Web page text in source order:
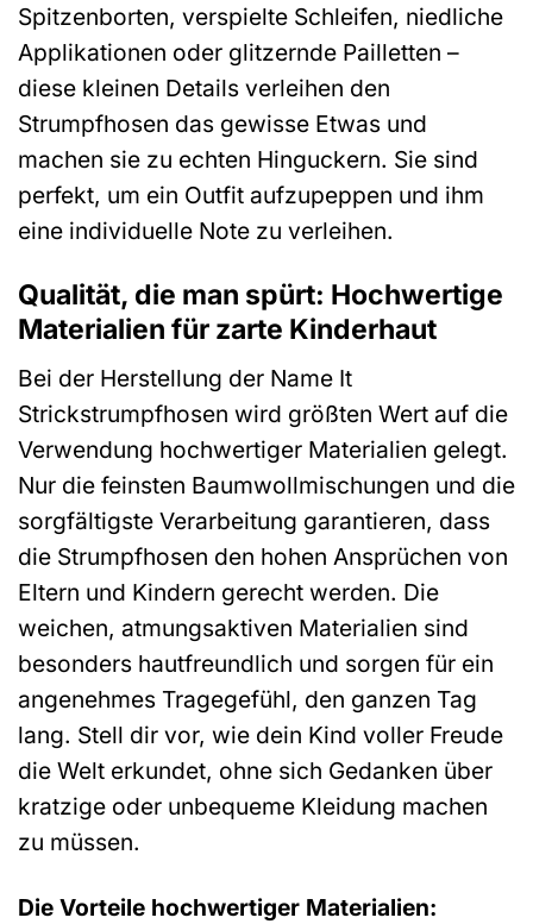
Spitzenborten, verspielte Schleifen, niedliche
Applikationen oder glitzernde Pailletten –
diese kleinen Details verleihen den
Strumpfhosen das gewisse Etwas und
machen sie zu echten Hinguckern. Sie sind
perfekt, um ein Outfit aufzupeppen und ihm
eine individuelle Note zu verleihen.
Qualität, die man spürt: Hochwertige
Materialien für zarte Kinderhaut
Bei der Herstellung der Name It
Strickstrumpfhosen wird größten Wert auf die
Verwendung hochwertiger Materialien gelegt.
Nur die feinsten Baumwollmischungen und die
sorgfältigste Verarbeitung garantieren, dass
die Strumpfhosen den hohen Ansprüchen von
Eltern und Kindern gerecht werden. Die
weichen, atmungsaktiven Materialien sind
besonders hautfreundlich und sorgen für ein
angenehmes Tragegefühl, den ganzen Tag
lang. Stell dir vor, wie dein Kind voller Freude
die Welt erkundet, ohne sich Gedanken über
kratzige oder unbequeme Kleidung machen
zu müssen.
Die Vorteile hochwertiger Materialien: